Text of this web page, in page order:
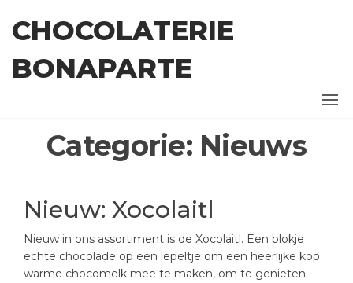
naar
inhoud
CHOCOLATERIE
BONAPARTE
Categorie: Nieuws
Nieuw: Xocolaitl
Nieuw in ons assortiment is de Xocolaitl. Een blokje
echte chocolade op een lepeltje om een heerlijke kop
warme chocomelk mee te maken, om te genieten